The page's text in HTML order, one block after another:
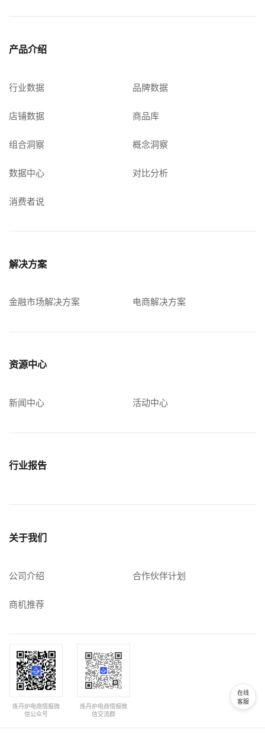
产品介绍
行业数据 品牌数据
店铺数据 商品库
组合洞察 概念洞察
数据中心 对比分析
消费者说
解决方案
金融市场解决方案 电商解决方案
资源中心
新闻中心 活动中心
行业报告
关于我们
公司介绍 合作伙伴计划
商机推荐
炼丹炉电商情报微
信公众号
炼丹炉电商情报微
信交流群
在线
客服